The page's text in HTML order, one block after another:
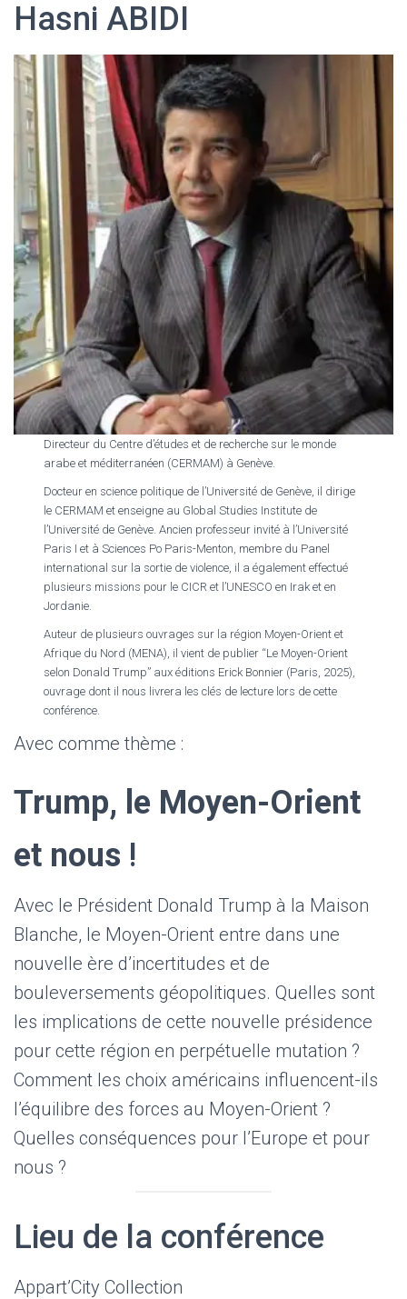
Hasni ABIDI
Directeur du Centre d’études et de recherche sur le monde
arabe et méditerranéen (CERMAM) à Genève.
Docteur en science politique de l’Université de Genève, il dirige
le CERMAM et enseigne au Global Studies Institute de
l’Université de Genève. Ancien professeur invité à l’Université
Paris I et à Sciences Po Paris-Menton, membre du Panel
international sur la sortie de violence, il a également effectué
plusieurs missions pour le CICR et l’UNESCO en Irak et en
Jordanie.
Auteur de plusieurs ouvrages sur la région Moyen-Orient et
Afrique du Nord (MENA), il vient de publier “Le Moyen-Orient
selon Donald Trump” aux éditions Erick Bonnier (Paris, 2025),
ouvrage dont il nous livrera les clés de lecture lors de cette
conférence.
Avec comme thème :
Trump, le Moyen-Orient
et nous !
Avec le Président Donald Trump à la Maison
Blanche, le Moyen-Orient entre dans une
nouvelle ère d’incertitudes et de
bouleversements géopolitiques. Quelles sont
les implications de cette nouvelle présidence
pour cette région en perpétuelle mutation ?
Comment les choix américains influencent-ils
l’équilibre des forces au Moyen-Orient ?
Quelles conséquences pour l’Europe et pour
nous ?
Lieu de la conférence
Appart’City Collection